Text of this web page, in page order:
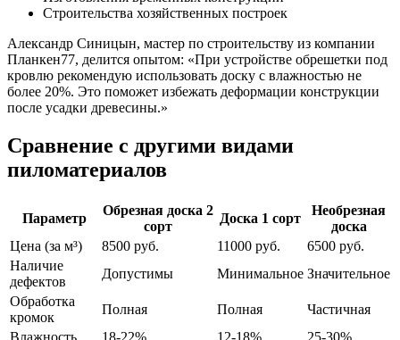
Строительства хозяйственных построек
Александр Синицын, мастер по строительству из компании
Планкен77, делится опытом: «При устройстве обрешетки под
кровлю рекомендую использовать доску с влажностью не
более 20%. Это поможет избежать деформации конструкции
после усадки древесины.»
Сравнение с другими видами
пиломатериалов
Параметр
Обрезная доска 2
сорт
Доска 1 сорт
Необрезная
доска
Цена (за м³)
8500 руб. 11000 руб.
6500 руб.
Наличие
дефектов
Допустимы Минимальное Значительное
Обработка
кромок
Полная Полная
Частичная